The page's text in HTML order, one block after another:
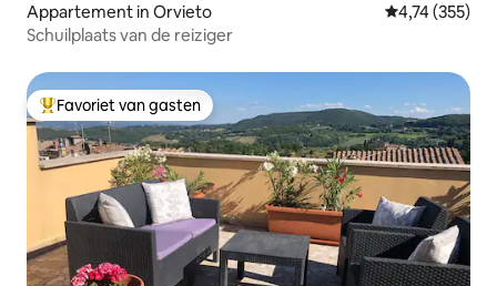
Appartement in Orvieto Gemiddelde
4,74 (355)
Schuilplaats van de reiziger
Topfavoriet van gasten
Favoriet van gasten